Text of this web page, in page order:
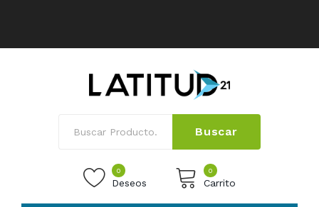
Buscar
0
Deseos
0
Carrito